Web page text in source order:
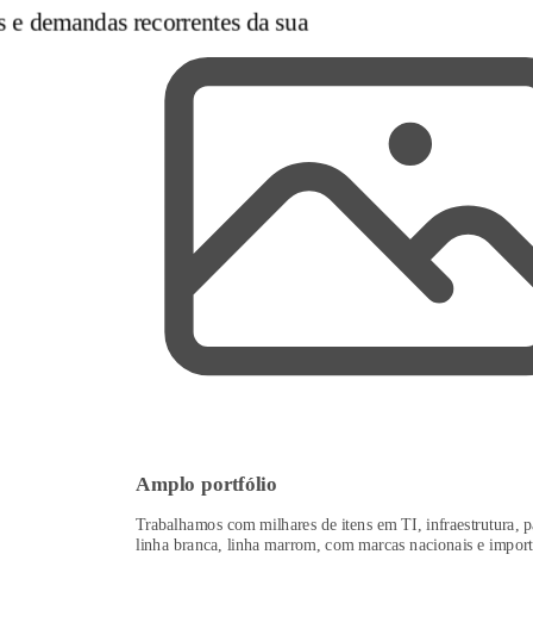
demandas recorrentes da sua
Amplo portfólio
Trabalhamos com milhares de itens em TI, infraestrutura,
linha branca, linha marrom, com marcas nacionais e